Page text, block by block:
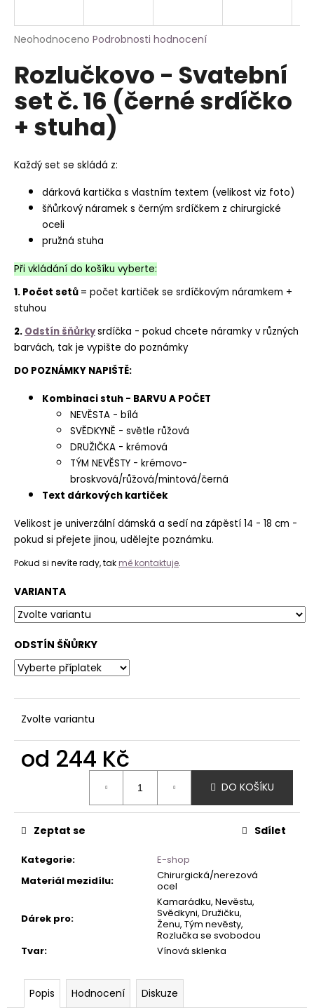
Průměrné
produktu
je
z
hvězdiček.
Neohodnoceno Podrobnosti hodnocení
Rozlučkovo - Svatební
set č. 16 (černé srdíčko
+ stuha)
Každý set se skládá z:
dárková kartička s vlastním textem (velikost viz foto)
šňůrkový náramek s černým srdíčkem z chirurgické
oceli
pružná stuha
Při vkládání do košíku vyberte:
1. Počet setů = počet kartiček se srdíčkovým náramkem +
stuhou
2. Odstín šňůrkysrdíčka - pokud chcete náramky v různých
barvách, tak je vypište do poznámky
DO POZNÁMKY NAPIŠTĚ:
Kombinaci stuh - BARVU A POČET
NEVĚSTA - bílá
SVĚDKYNĚ - světle růžová
DRUŽIČKA - krémová
TÝM NEVĚSTY - krémovo-
broskvová/růžová/mintová/černá
Text dárkových kartiček
Velikost je univerzální dámská a sedí na zápěstí 14 - 18 cm -
pokud si přejete jinou, udělejte poznámku.
Pokud si nevíte rady, tak mě kontaktuje.
VARIANTA
ODSTÍN ŠŇŮRKY
Zvolte variantu
od 244 Kč
DO KOŠÍKU
Kategorie:
E-shop
Materiál mezidílu:
Chirurgická/nerezová
ocel
Dárek pro:
Kamarádku, Nevěstu,
Svědkyni, Družičku,
Ženu, Tým nevěsty,
Rozlučka se svobodou
Tvar: Vínová sklenka
Zeptat se Sdílet
Popis Hodnocení Diskuze
j
t
?